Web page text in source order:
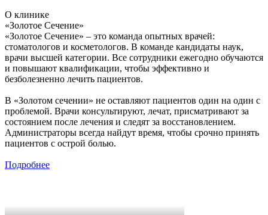
О клинике
«Золотое Сечение»
«Золотое Сечение» – это команда опытных врачей:
стоматологов и косметологов. В команде кандидаты наук,
врачи высшей категории. Все сотрудники ежегодно обучаются
и повышают квалификации, чтобы эффективно и
безболезненно лечить пациентов.
В «Золотом сечении» не оставляют пациентов один на один с
проблемой. Врачи консультируют, лечат, присматривают за
состоянием после лечения и следят за восстановлением.
Администраторы всегда найдут время, чтобы срочно принять
пациентов с острой болью.
Подробнее